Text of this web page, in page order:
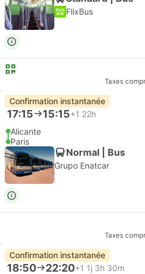
FlixBus
Taxes
Confirmation instantanée
17:15 15:15+1 22h
Alicante
Paris
Normal | Bus
Grupo Enatcar
Taxes
Confirmation instantanée
18:50 22:20+1 1j 3h 30m